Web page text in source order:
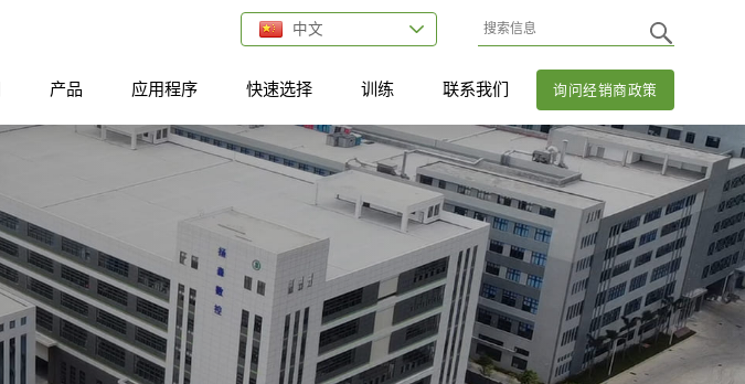
中文
询问经销商政策
产品 应用程序 快速选择 训练 联系我们